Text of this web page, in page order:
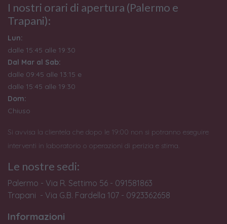
I nostri orari di apertura (Palermo e
Trapani):
Lun:
dalle 15:45 alle 19:30
Dal Mar al Sab:
dalle 09:45 alle 13:15 e
dalle 15:45 alle 19:30
Dom:
Chiuso
Si avvisa la clientela che dopo le 19:00 non si potranno eseguire
interventi in laboratorio o operazioni di perizia e stima.
Le nostre sedi:
Palermo - Via R. Settimo 56 - 091581863
Trapani - Via G.B. Fardella 107 - 0923362658
Informazioni